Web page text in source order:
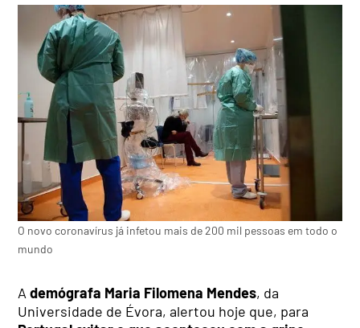
O novo coronavírus já infetou mais de 200 mil pessoas em todo o
mundo
A demógrafa Maria Filomena Mendes, da
Universidade de Évora, alertou hoje que, para